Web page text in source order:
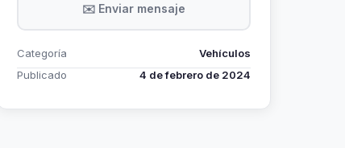
✉️ Enviar mensaje
Categoría
Vehículos
Publicado
4 de febrero de 2024